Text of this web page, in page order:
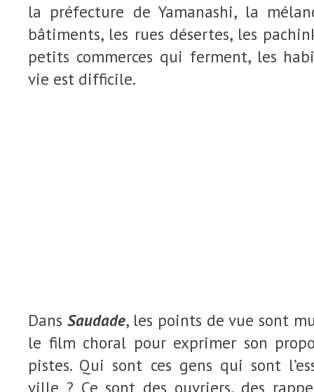
la préfecture de Yamanashi, la
bâtiments, les rues désertes, les
petits commerces qui ferment, les
vie est difficile.
Dans Saudade, les points de vue sont
le film choral pour exprimer son
pistes. Qui sont ces gens qui sont
ville ? Ce sont des ouvriers, des